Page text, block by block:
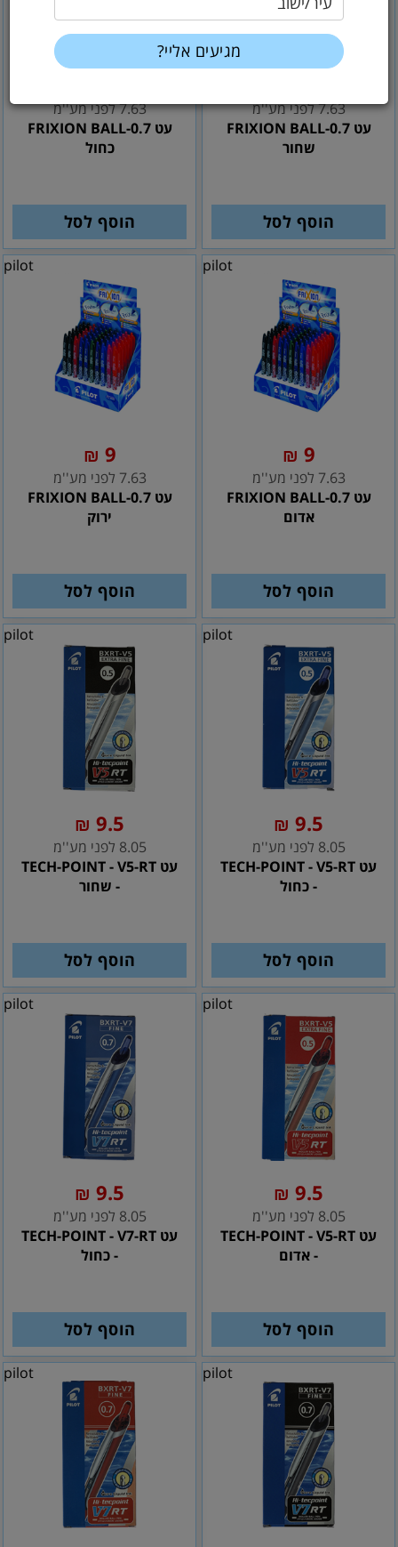
7.63 לפני מע''מ
עט FRIXION BALL-0.7
שחור
הוסף לסל
7.63 לפני מע''מ
עט FRIXION BALL-0.7
כחול
הוסף לסל
pilot
9
₪
7.63 לפני מע''מ
עט FRIXION BALL-0.7
אדום
הוסף לסל
pilot
9
₪
7.63 לפני מע''מ
עט FRIXION BALL-0.7
ירוק
הוסף לסל
pilot
9.5
₪
8.05 לפני מע''מ
עט TECH-POINT - V5-RT
- כחול
הוסף לסל
pilot
9.5
₪
8.05 לפני מע''מ
עט TECH-POINT - V5-RT
- שחור
הוסף לסל
pilot
9.5
₪
8.05 לפני מע''מ
עט TECH-POINT - V5-RT
- אדום
הוסף לסל
pilot
9.5
₪
8.05 לפני מע''מ
עט TECH-POINT - V7-RT
- כחול
הוסף לסל
pilot
pilot